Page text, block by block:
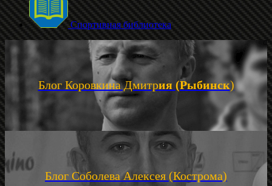
Спортивная библиотека
Блог Коровкина Дмитрия (Рыбинск)
Блог Соболева Алексея (Кострома)